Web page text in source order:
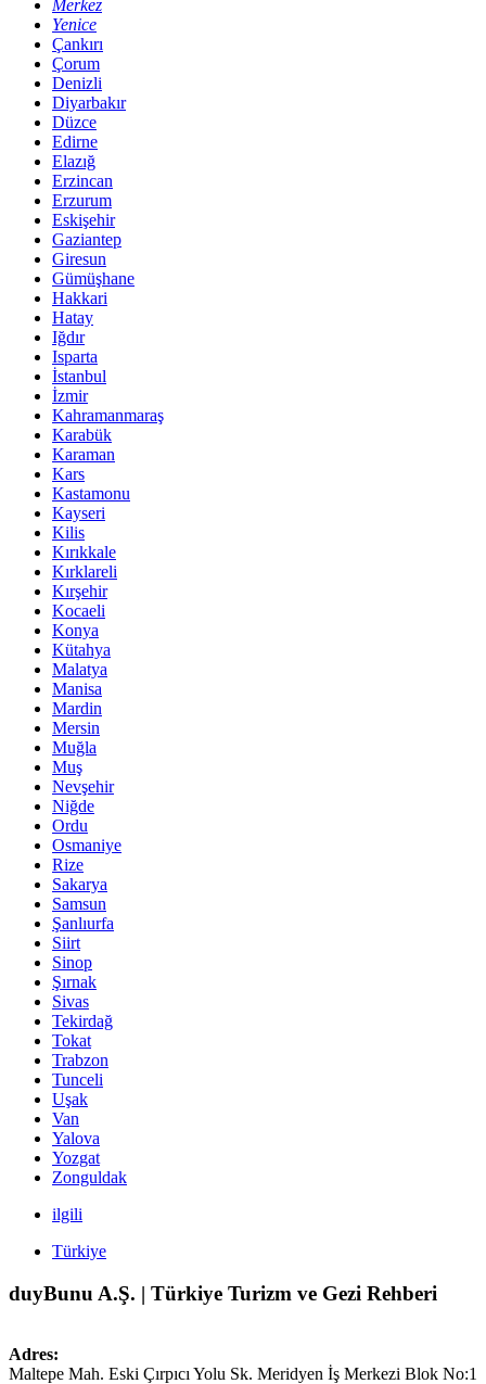
Merkez
Yenice
Çankırı
Çorum
Denizli
Diyarbakır
Düzce
Edirne
Elazığ
Erzincan
Erzurum
Eskişehir
Gaziantep
Giresun
Gümüşhane
Hakkari
Hatay
Iğdır
Isparta
İstanbul
İzmir
Kahramanmaraş
Karabük
Karaman
Kars
Kastamonu
Kayseri
Kilis
Kırıkkale
Kırklareli
Kırşehir
Kocaeli
Konya
Kütahya
Malatya
Manisa
Mardin
Mersin
Muğla
Muş
Nevşehir
Niğde
Ordu
Osmaniye
Rize
Sakarya
Samsun
Şanlıurfa
Siirt
Sinop
Şırnak
Sivas
Tekirdağ
Tokat
Trabzon
Tunceli
Uşak
Van
Yalova
Yozgat
Zonguldak
ilgili
Türkiye
duyBunu A.Ş. | Türkiye Turizm ve Gezi Rehberi
Adres:
Maltepe Mah. Eski Çırpıcı Yolu Sk. Meridyen İş Merkezi Blok No:1